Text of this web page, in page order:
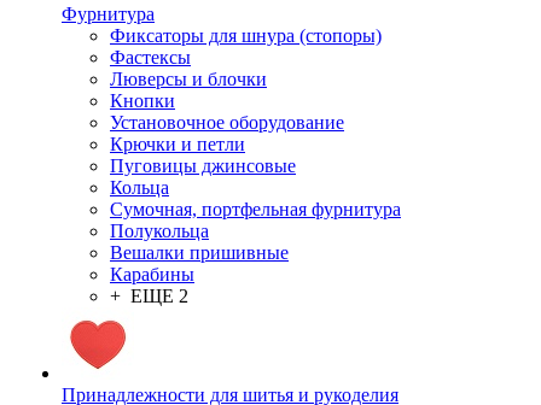
Фурнитура
Фиксаторы для шнура (стопоры)
Фастексы
Люверсы и блочки
Кнопки
Установочное оборудование
Крючки и петли
Пуговицы джинсовые
Кольца
Сумочная, портфельная фурнитура
Полукольца
Вешалки пришивные
Карабины
+ ЕЩЕ 2
Принадлежности для шитья и рукоделия